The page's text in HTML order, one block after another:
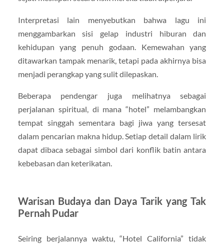
Interpretasi lain menyebutkan bahwa lagu ini
menggambarkan sisi gelap industri hiburan dan
kehidupan yang penuh godaan. Kemewahan yang
ditawarkan tampak menarik, tetapi pada akhirnya bisa
menjadi perangkap yang sulit dilepaskan.
Beberapa pendengar juga melihatnya sebagai
perjalanan spiritual, di mana “hotel” melambangkan
tempat singgah sementara bagi jiwa yang tersesat
dalam pencarian makna hidup. Setiap detail dalam lirik
dapat dibaca sebagai simbol dari konflik batin antara
kebebasan dan keterikatan.
Warisan Budaya dan Daya Tarik yang Tak
Pernah Pudar
Seiring berjalannya waktu, “Hotel California” tidak